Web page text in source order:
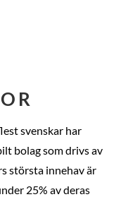
svenskar har
bolag som drivs av
största innehav är
25% av deras